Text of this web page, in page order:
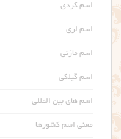
اسم کردی
اسم لری
اسم مازنی
اسم گیلکی
اسم های بین المللی
معنی اسم کشورها